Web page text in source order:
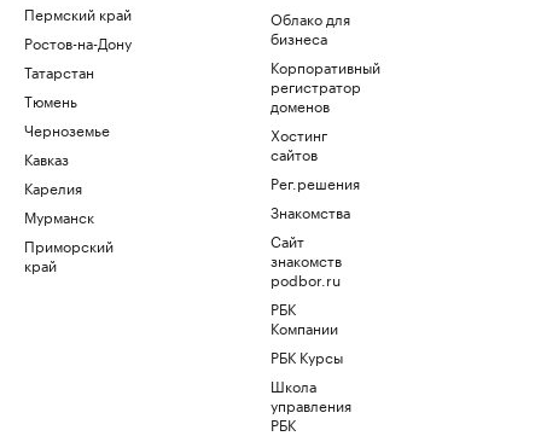
Пермский край
Ростов-на-Дону
Татарстан
Тюмень
Черноземье
Кавказ
Карелия
Мурманск
Приморский
край
Облако для
бизнеса
Корпоративный
регистратор
доменов
Хостинг
сайтов
Рег.решения
Знакомства
Сайт
знакомств
podbor.ru
РБК
Компании
РБК Курсы
Школа
управления
РБК